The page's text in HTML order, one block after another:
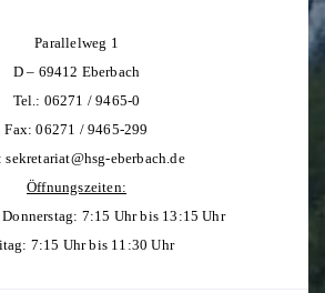
Parallelweg 1
D – 69412 Eberbach
Tel.: 06271 / 9465-0
Fax: 06271 / 9465-299
sekretariat@hsg-eberbach.de
Öffnungszeiten:
7:15 Uhr bis 13:15 Uhr
7:15 Uhr bis 11:30 Uhr